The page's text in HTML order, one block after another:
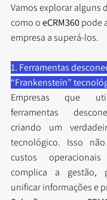
Vamos explorar alguns
como o eCRM360 pode
empresa a superá-los.
1. Ferramentas
“Frankenstein”
Empresas que
ferramentas
criando um
tecnológico. Isso
custos
complica a gestão,
unificar informações e